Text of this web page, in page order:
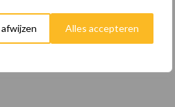
Alles accepteren